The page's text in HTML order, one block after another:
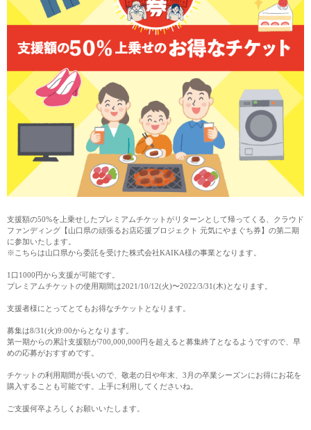
支援額の50%を上乗せしたプレミアムチケットがリターンとして帰ってくる、クラウド
ファンディング【山口県の頑張るお店応援プロジェクト 元気にやまぐち券】の第二期
に参加いたします。
※こちらは山口県から委託を受けた株式会社KAIKA様の事業となります。
1口1000円から支援が可能です。
プレミアムチケットの使用期間は2021/10/12(火)〜2022/3/31(木)となります。
支援者様にとってとてもお得なチケットとなります。
募集は8/31(火)9:00からとなります。
第一期からの累計支援額が700,000,000円を超えると募集終了となるようですので、早
めの応募がおすすめです。
チケットの利用期間が長いので、敬老の日や年末、3月の卒業シーズンにお得にお花を
購入することも可能です。上手に利用してくださいね。
ご支援何卒よろしくお願いいたします。